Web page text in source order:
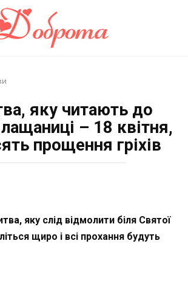
яку читають до
– 18 квітня,
прощення гріхів
яку слід відмолити біля Святої
щиро і всі прохання будуть